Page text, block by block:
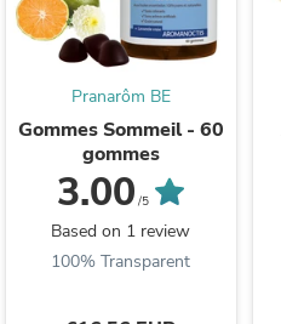
Pranarôm BE
Gommes Sommeil - 60
gommes
3.00 /5
Based on 1 review
100% Transparent